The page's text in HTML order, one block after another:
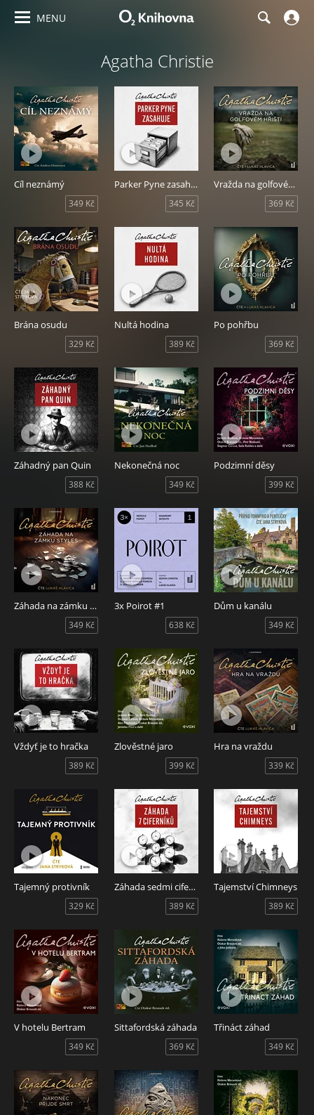
MENU
Agatha Christie
Cíl neznámý
349 Kč
Parker Pyne zasahuje
345 Kč
Vražda na golfovém hřišti
369 Kč
Brána osudu
329 Kč
Nultá hodina
389 Kč
Po pohřbu
369 Kč
Záhadný pan Quin
388 Kč
Nekonečná noc
349 Kč
Podzimní děsy
399 Kč
Záhada na zámku Styles
349 Kč
3x Poirot #1
638 Kč
Dům u kanálu
349 Kč
Vždyť je to hračka
389 Kč
Zlověstné jaro
399 Kč
Hra na vraždu
339 Kč
Tajemný protivník
329 Kč
Záhada sedmi ciferníků
389 Kč
Tajemství Chimneys
389 Kč
V hotelu Bertram
349 Kč
Sittafordská záhada
369 Kč
Třináct záhad
349 Kč